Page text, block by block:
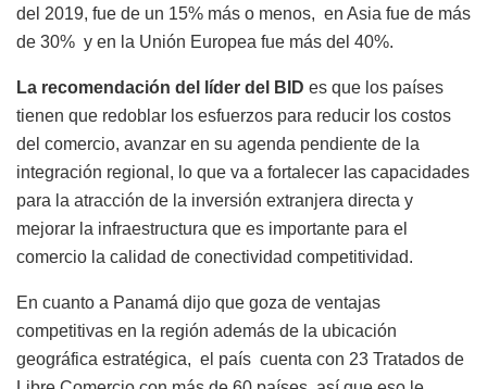
del 2019, fue de un 15% más o menos, en Asia fue de más
de 30% y en la Unión Europea fue más del 40%.
La recomendación del líder del BID es que los países
tienen que redoblar los esfuerzos para reducir los costos
del comercio, avanzar en su agenda pendiente de la
integración regional, lo que va a fortalecer las capacidades
para la atracción de la inversión extranjera directa y
mejorar la infraestructura que es importante para el
comercio la calidad de conectividad competitividad.
En cuanto a Panamá dijo que goza de ventajas
competitivas en la región además de la ubicación
geográfica estratégica, el país cuenta con 23 Tratados de